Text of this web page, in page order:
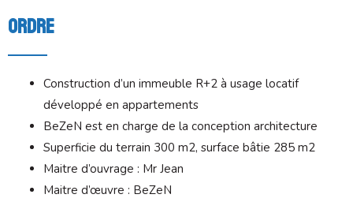
Ordre
Construction d’un immeuble R+2 à usage locatif
développé en appartements
BeZeN est en charge de la conception architecture
Superficie du terrain 300 m2, surface bâtie 285 m2
Maitre d’ouvrage : Mr Jean
Maitre d’œuvre : BeZeN